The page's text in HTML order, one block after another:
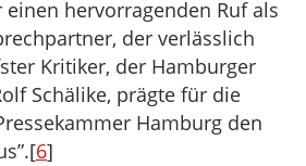
hervorragenden Ruf als
der verlässlich
Kritiker, der Hamburger
Schälike, prägte für die
Hamburg den
6]